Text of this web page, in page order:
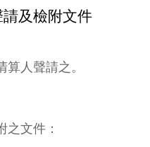
及檢附文件
算人聲請之。
之文件：